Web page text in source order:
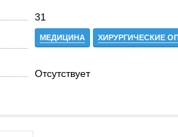
31
МЕДИЦИНА ХИРУРГИЧЕСКИЕ
Отсутствует